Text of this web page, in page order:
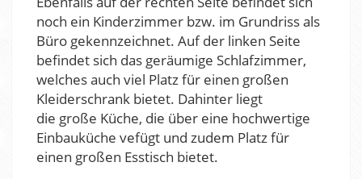
noch ein Kinderzimmer bzw. im Grundriss als
Büro gekennzeichnet. Auf der linken Seite
befindet sich das geräumige Schlafzimmer,
welches auch viel Platz für einen großen
Kleiderschrank bietet. Dahinter liegt
die große Küche, die über eine hochwertige
Einbauküche vefügt und zudem Platz für
einen großen Esstisch bietet.